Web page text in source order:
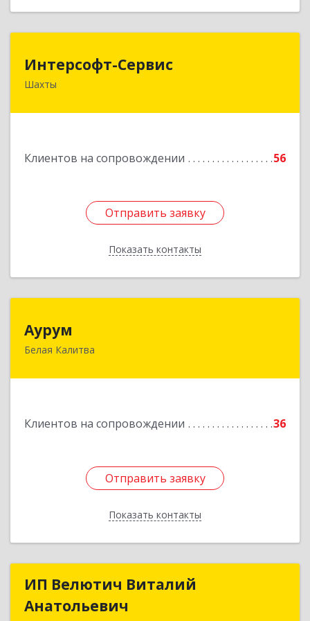
Интерсофт-Сервис
Шахты
Клиентов на сопровождении 56
Отправить заявку
Показать контакты
346480, Ростовская обл, Шахты г, Советская ул,
Отправить заявку
Назад
Аурум
Белая Калитва
Клиентов на сопровождении 36
Отправить заявку
Показать контакты
347044, Ростовская обл, Белокалитвинский р-н,
Отправить заявку
Назад
ИП Велютич Виталий
Анатольевич
ИП Велютич Виталий